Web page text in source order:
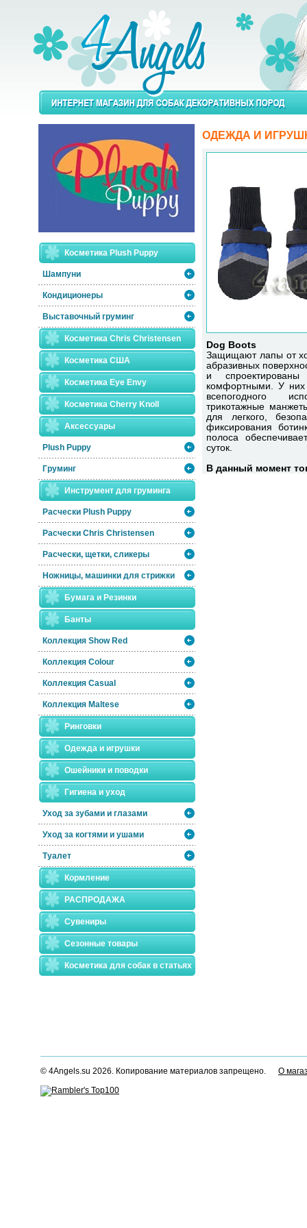
Косметика Plush Puppy
Шампуни
Кондиционеры
Выставочный груминг
Косметика Chris Christensen
Косметика США
Косметика Eye Envy
Косметика Сherry Knoll
Аксессуары
Plush Puppy
Груминг
Инструмент для груминга
Расчески Plush Puppy
Расчески Сhris Christensen
Расчески, щетки, сликеры
Ножницы, машинки для стрижки
Бумага и Резинки
Банты
Коллекция Show Red
Коллекция Colour
Коллекция Casual
Коллекция Maltese
Ринговки
Одежда и игрушки
Ошейники и поводки
Гигиена и уход
Уход за зубами и глазами
Уход за когтями и ушами
Туалет
Кормление
РАСПРОДАЖА
Сувениры
Сезонные товары
Косметика для собак в статьях
ОДЕЖДА И
Dog Boots
Защищают лапы от
абразивных
и
комфортными. У них
всепогодного
трикотажные
для легкого,
фиксирования
полоса
суток.
В данный момент
© 4Angels.su 2026. Копирование материалов запрещено. О